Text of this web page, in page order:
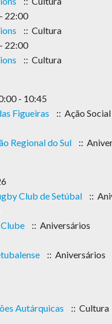
22:00
:: Cultura
22:00
:: Cultura
- 10:45
Figueiras
:: Ação Social
Regional do Sul
::
Club de Setúbal
::
:: Aniversários
:: Aniversários
Autárquicas
:: Cultura